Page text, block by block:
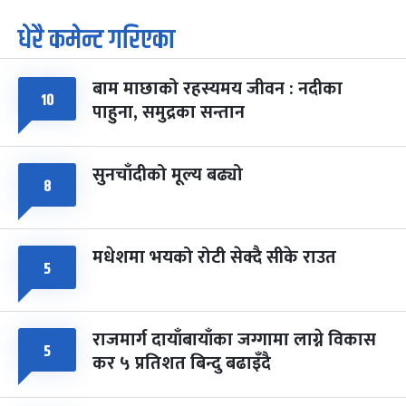
७
आइत
पूर्णिमा व्रत
चैत्र ७, २०८३-Mar 21, 2027
८ फागुपूर्णिमा
चैत्र ८, २०८३-Mar 22, 2027
७ महिना बाँकी
धेरै कमेन्ट गरिएका
१० बाम माछाको रहस्यमय जीवन : नदीका
पाहुना, समुद्रका सन्तान
८ सुनचाँदीको मूल्य बढ्यो
५ मधेशमा भयको रोटी सेक्दै सीके राउत
५ राजमार्ग दायाँबायाँका जग्गामा लाग्ने विकास
कर ५ प्रतिशत बिन्दु बढाइँदै